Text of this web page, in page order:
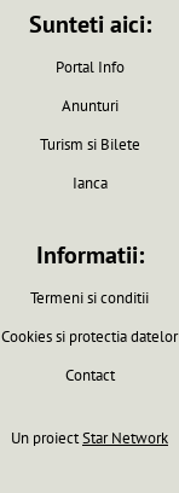
Sunteti aici:
Portal Info
Anunturi
Turism si Bilete
Ianca
Informatii:
Termeni si conditii
Cookies si protectia datelor
Contact
Un proiectStar Network